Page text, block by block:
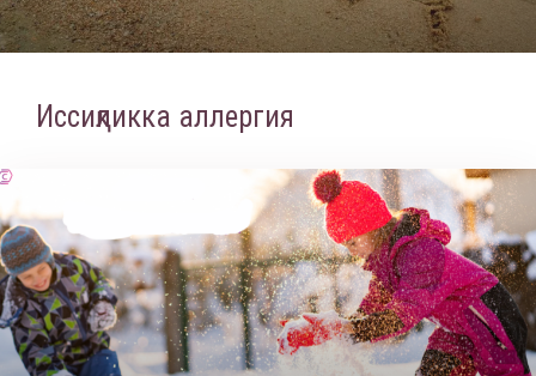
Иссиқликка аллергия